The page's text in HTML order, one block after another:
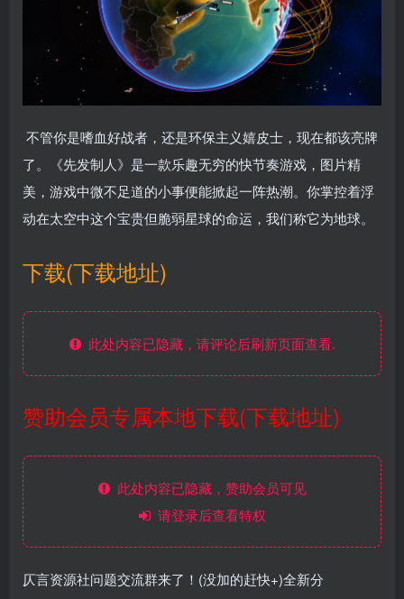
不管你是嗜血好战者，还是环保主义嬉皮士，现在都该亮牌
了。《先发制人》是一款乐趣无穷的快节奏游戏，图片精
美，游戏中微不足道的小事便能掀起一阵热潮。你掌控着浮
动在太空中这个宝贵但脆弱星球的命运，我们称它为地球。
下载(下载地址)
此处内容已隐藏，请评论后刷新页面查看.
赞助会员专属本地下载(下载地址)
此处内容已隐藏，赞助会员可见
请登录后查看特权
仄言资源社问题交流群来了！(没加的赶快+)全新分